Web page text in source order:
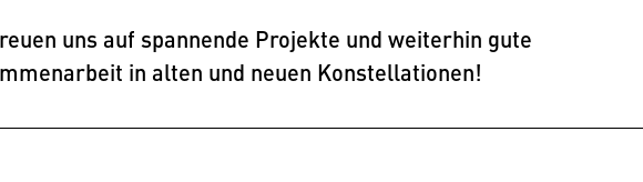
uns auf spannende Projekte und weiterhin gute
in alten und neuen Konstellationen!